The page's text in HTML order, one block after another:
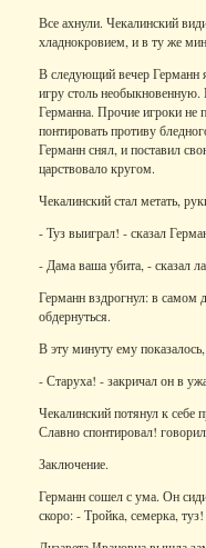
Все ахнули. Чекалинский
хладнокровием, и в ту же
В следующий вечер Германн
игру столь
Германна. Прочие игроки не
понтировать противу
Германн снял, и поставил
царствовало кругом.
Чекалинский стал метать,
- Туз выиграл! - сказал
- Дама ваша убита, - сказал
Германн вздрогнул: в самом
обдернуться.
В эту минуту ему
- Старуха! - закричал он в
Чекалинский потянул к
Славно спонтировал!
Заключение.
Германн сошел с ума. Он
скоро: - Тройка, семерка,